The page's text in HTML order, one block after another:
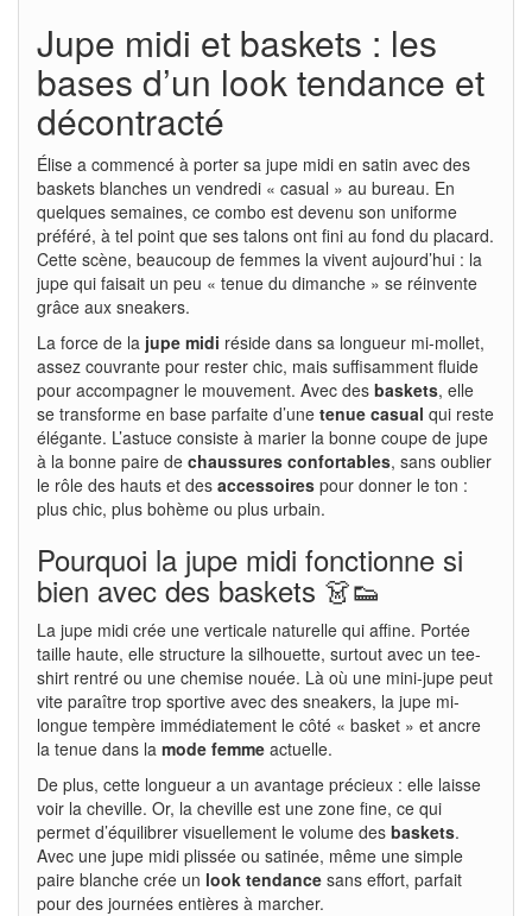
Jupe midi et baskets : les
bases d’un look tendance et
décontracté
Élise a commencé à porter sa jupe midi en satin avec des
baskets blanches un vendredi « casual » au bureau. En
quelques semaines, ce combo est devenu son uniforme
préféré, à tel point que ses talons ont fini au fond du placard.
Cette scène, beaucoup de femmes la vivent aujourd’hui : la
jupe qui faisait un peu « tenue du dimanche » se réinvente
grâce aux sneakers.
La force de la jupe midi réside dans sa longueur mi-mollet,
assez couvrante pour rester chic, mais suffisamment fluide
pour accompagner le mouvement. Avec des baskets, elle
se transforme en base parfaite d’une tenue casual qui reste
élégante. L’astuce consiste à marier la bonne coupe de jupe
à la bonne paire de chaussures confortables, sans oublier
le rôle des hauts et des accessoires pour donner le ton :
plus chic, plus bohème ou plus urbain.
Pourquoi la jupe midi fonctionne si
bien avec des baskets 👗👟
La jupe midi crée une verticale naturelle qui affine. Portée
taille haute, elle structure la silhouette, surtout avec un tee-
shirt rentré ou une chemise nouée. Là où une mini-jupe peut
vite paraître trop sportive avec des sneakers, la jupe mi-
longue tempère immédiatement le côté « basket » et ancre
la tenue dans la mode femme actuelle.
De plus, cette longueur a un avantage précieux : elle laisse
voir la cheville. Or, la cheville est une zone fine, ce qui
permet d’équilibrer visuellement le volume des baskets.
Avec une jupe midi plissée ou satinée, même une simple
paire blanche crée un look tendance sans effort, parfait
pour des journées entières à marcher.